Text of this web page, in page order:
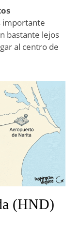
importante
bastante lejos
al centro de
(HND)